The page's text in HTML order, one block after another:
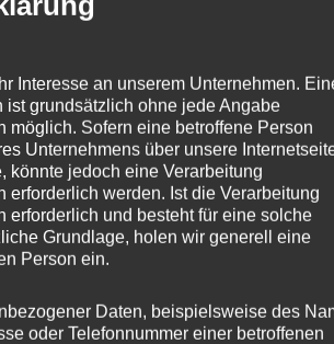
neuen Krankenhauses auf dem Areal
Interesse an unserem Unternehmen.
ist grundsätzlich ohne jede Angabe
möglich. Sofern eine betroffene Person
Unternehmens über unsere
könnte jedoch eine Verarbeitung
erforderlich werden. Ist die Verarbeitung
erforderlich und besteht für eine solche
Grundlage, holen wir generell eine
Person ein.
Daten, beispielsweise des
oder Telefonnummer einer betroffenen